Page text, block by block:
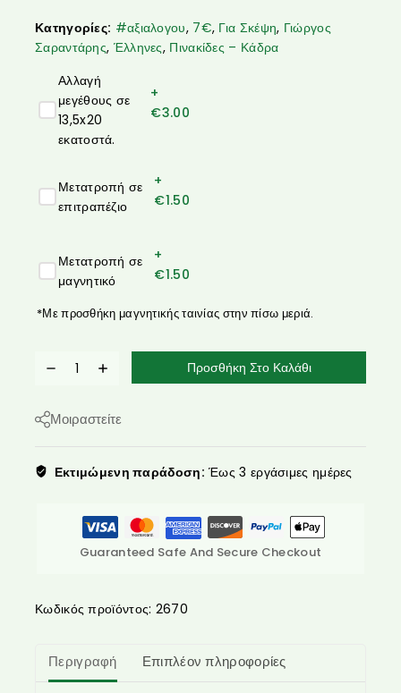
Κατηγορίες: #αξιαλογου, 7€, Για Σκέψη, Γιώργος
Σαραντάρης, Έλληνες, Πινακίδες – Κάδρα
Αλλαγή
μεγέθους σε
13,5x20
εκατοστά.
+
€3.00
Μετατροπή σε
επιτραπέζιο
+
€1.50
Μετατροπή σε
μαγνητικό
+
€1.50
*Με προσθήκη μαγνητικής ταινίας στην πίσω μεριά.
Προσθήκη Στο Καλάθι
Μοιραστείτε
Εκτιμώμενη παράδοση: Έως 3 εργάσιμες ημέρες
Guaranteed Safe And Secure Checkout
Κωδικός προϊόντος: 2670
Περιγραφή Επιπλέον πληροφορίες